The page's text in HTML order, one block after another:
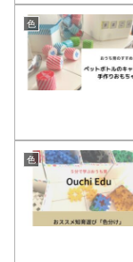
色
色